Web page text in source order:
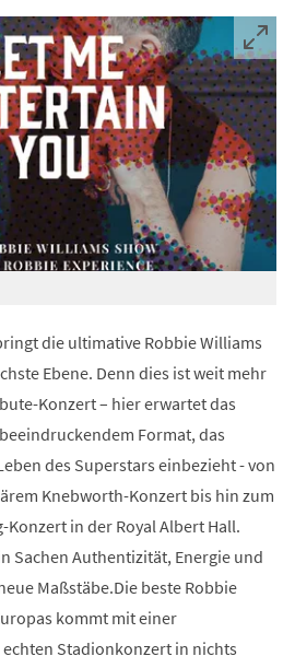
die ultimative Robbie Williams
Ebene. Denn dies ist weit mehr
Konzert – hier erwartet das
Format, das
des Superstars einbezieht - von
Knebworth-Konzert bis hin zum
in der Royal Albert Hall.
Sachen Authentizität, Energie und
Maßstäbe.Die beste Robbie
kommt mit einer
Stadionkonzert in nichts